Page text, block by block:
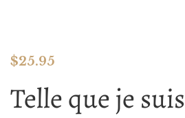
$25.95
Telle que je suis